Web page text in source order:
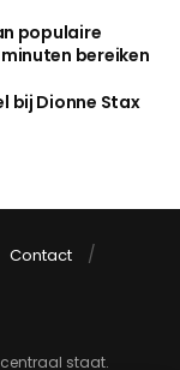
populaire
bereiken
bij Dionne Stax
Contact
staat.